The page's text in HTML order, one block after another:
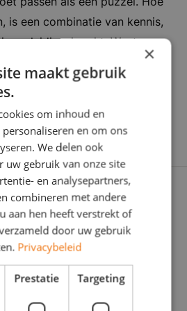
horeca, dynamisch
is een combinatie van kennis,
verleidingskracht. Want soms
rug nodig. Wij zijn er om je
te laten zetten. Daarom
de werkgever stevig: Wat
jullie voor elkaar gemaakt?
×
maakt gebruik
om inhoud en
en om ons
We delen ook
uw gebruik van onze site
en analysepartners,
combineren met andere
aan hen heeft verstrekt of
door uw gebruik
Privacybeleid
Prestatie Targeting